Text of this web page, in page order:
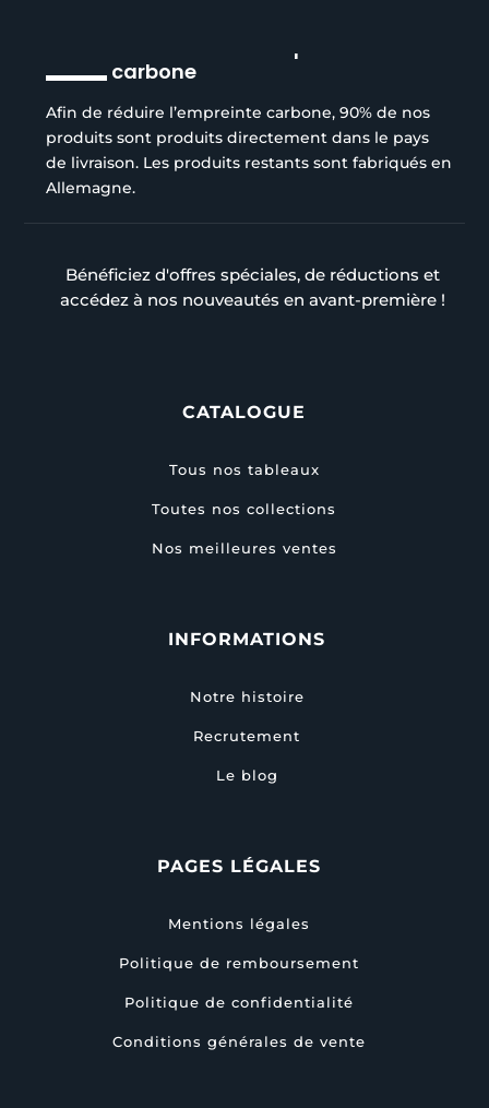
Réduction de l’empreinte
carbone
Afin de réduire l’empreinte carbone, 90% de nos
produits sont produits directement dans le pays
de livraison. Les produits restants sont fabriqués en
Allemagne.
Bénéficiez d'offres spéciales, de réductions et
accédez à nos nouveautés en avant-première !
CATALOGUE
Tous nos tableaux
Toutes nos collections
Nos meilleures ventes
INFORMATIONS
Notre histoire
Recrutement
Le blog
PAGES LÉGALES
Mentions légales
Politique de remboursement
Politique de confidentialité
Conditions générales de vente